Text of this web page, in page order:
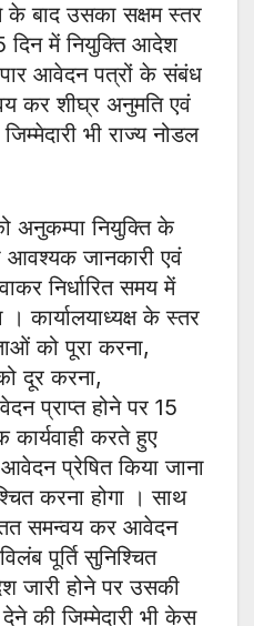
के बाद उसका सक्षम स्तर
में नियुक्ति आदेश
आवेदन पत्रों के संबंध
कर शीघ्र अनुमति एवं
भी राज्य नोडल
अनुकम्पा नियुक्ति के
आवश्यक जानकारी एवं
निर्धारित समय में
कार्यालयाध्यक्ष के स्तर
को पूरा करना,
दूर करना,
प्राप्त होने पर 15
करते हुए
आवेदन प्रेषित किया जाना
करना होगा । साथ
समन्वय कर आवेदन
पूर्ति सुनिश्चित
जारी होने पर उसकी
की जिम्मेदारी भी केस